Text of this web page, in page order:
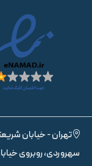
تهران - خیابان
سهروردی، روبروی